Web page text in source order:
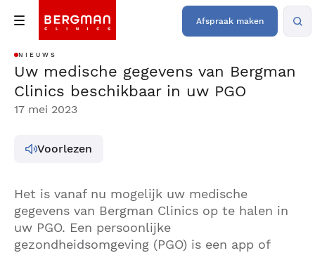
Afspraak maken
NIEUWS
Uw medische gegevens van Bergman
Clinics beschikbaar in uw PGO
17 mei 2023
Voorlezen
Het is vanaf nu mogelijk uw medische
gegevens van Bergman Clinics op te halen in
uw PGO. Een persoonlijke
gezondheidsomgeving (PGO) is een app of